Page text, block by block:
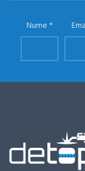
Nume